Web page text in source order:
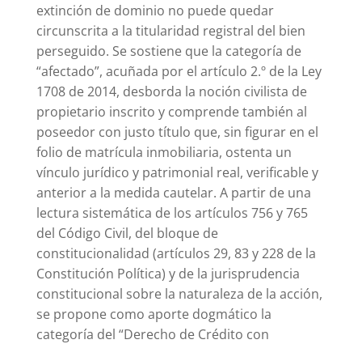
extinción de dominio no puede quedar
circunscrita a la titularidad registral del bien
perseguido. Se sostiene que la categoría de
“afectado”, acuñada por el artículo 2.º de la Ley
1708 de 2014, desborda la noción civilista de
propietario inscrito y comprende también al
poseedor con justo título que, sin figurar en el
folio de matrícula inmobiliaria, ostenta un
vínculo jurídico y patrimonial real, verificable y
anterior a la medida cautelar. A partir de una
lectura sistemática de los artículos 756 y 765
del Código Civil, del bloque de
constitucionalidad (artículos 29, 83 y 228 de la
Constitución Política) y de la jurisprudencia
constitucional sobre la naturaleza de la acción,
se propone como aporte dogmático la
categoría del “Derecho de Crédito con